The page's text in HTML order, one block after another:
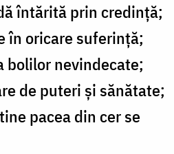
întărită prin credință;
în oricare suferință;
bolilor nevindecate;
de puteri și sănătate;
pacea din cer se